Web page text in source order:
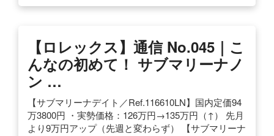
【ロレックス】通信 No.045｜こ
んなの初めて！ サブマリーナノ
ン …
【サブマリーナデイト／Ref.116610LN】国内定価94
万3800円 ・実勢価格：126万円→135万円（↑） 先月
より9万円アップ（先週と変わらず） 【サブマリーナ